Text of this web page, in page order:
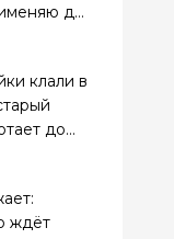
до
клали в
до
ждёт